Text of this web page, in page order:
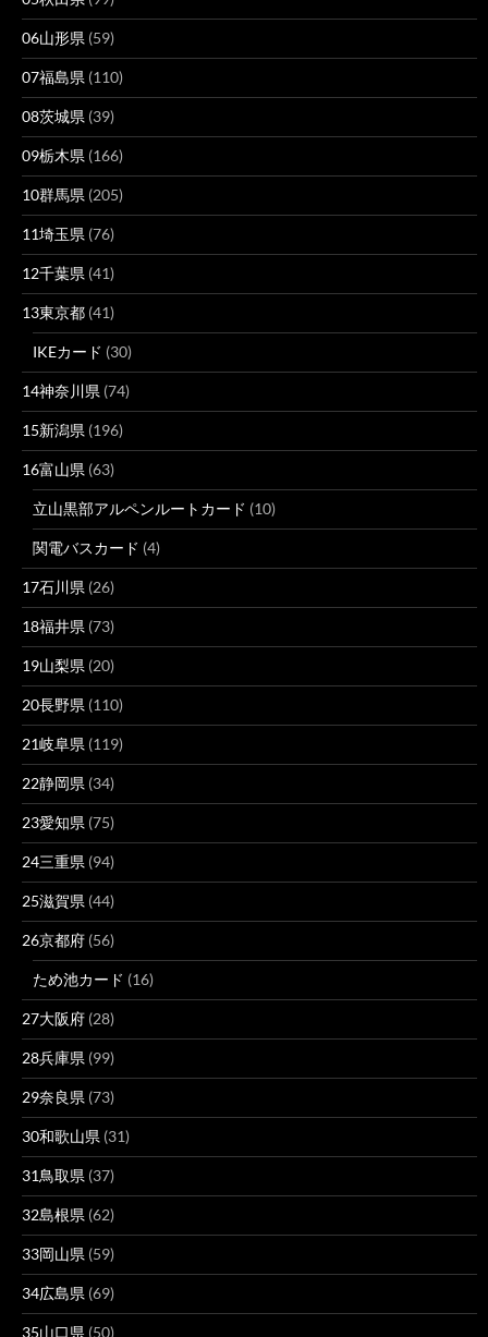
06山形県 (59)
07福島県 (110)
08茨城県 (39)
09栃木県 (166)
10群馬県 (205)
11埼玉県 (76)
12千葉県 (41)
13東京都 (41)
IKEカード (30)
14神奈川県 (74)
15新潟県 (196)
16富山県 (63)
立山黒部アルペンルートカード (10)
関電バスカード (4)
17石川県 (26)
18福井県 (73)
19山梨県 (20)
20長野県 (110)
21岐阜県 (119)
22静岡県 (34)
23愛知県 (75)
24三重県 (94)
25滋賀県 (44)
26京都府 (56)
ため池カード (16)
27大阪府 (28)
28兵庫県 (99)
29奈良県 (73)
30和歌山県 (31)
31鳥取県 (37)
32島根県 (62)
33岡山県 (59)
34広島県 (69)
35山口県 (50)